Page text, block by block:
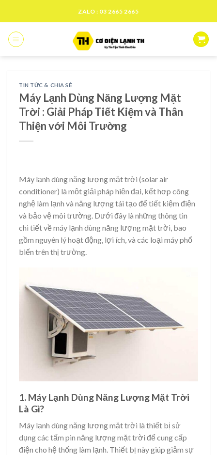
content
ZALO : 03 2665 2665
TIN TỨC & CHIA SẺ
Máy Lạnh Dùng Năng Lượng Mặt
Trời : Giải Pháp Tiết Kiệm và Thân
Thiện với Môi Trường
Máy lạnh dùng năng lượng mặt trời (solar air
conditioner) là một giải pháp hiện đại, kết hợp công
nghệ làm lạnh và năng lượng tái tạo để tiết kiệm điện
và bảo vệ môi trường. Dưới đây là những thông tin
chi tiết về máy lạnh dùng năng lượng mặt trời, bao
gồm nguyên lý hoạt động, lợi ích, và các loại máy phổ
biến trên thị trường.
1. Máy Lạnh Dùng Năng Lượng Mặt Trời
Là Gì?
Máy lạnh dùng năng lượng mặt trời là thiết bị sử
dụng các tấm pin năng lượng mặt trời để cung cấp
điện cho hệ thống làm lạnh. Thiết bị này giúp giảm sự